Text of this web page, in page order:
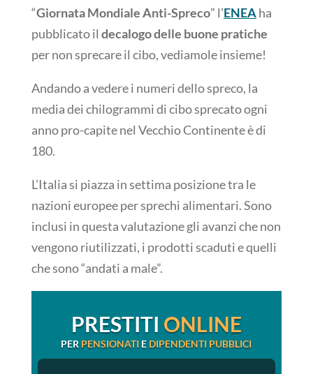
“Giornata Mondiale Anti-Spreco” l’ENEAha
pubblicato il decalogo delle buone pratiche
per non sprecare il cibo, vediamole insieme!
Andando a vedere i numeri dello spreco, la
media dei chilogrammi di cibo sprecato ogni
anno pro-capite nel Vecchio Continente è di
180.
L’Italia si piazza in settima posizione tra le
nazioni europee per sprechi alimentari. Sono
inclusi in questa valutazione gli avanzi che non
vengono riutilizzati, i prodotti scaduti e quelli
che sono “andati a male”.
PRESTITI ONLINE
PER PENSIONATI E DIPENDENTI PUBBLICI